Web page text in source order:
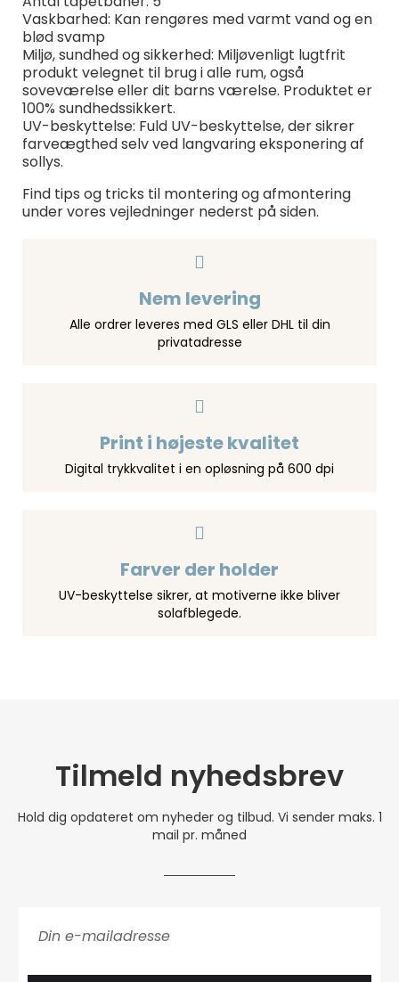
Vaskbarhed: Kan rengøres med varmt vand og en
blød svamp
Miljø, sundhed og sikkerhed: Miljøvenligt lugtfrit
produkt velegnet til brug i alle rum, også
soveværelse eller dit barns værelse. Produktet er
100% sundhedssikkert.
UV-beskyttelse: Fuld UV-beskyttelse, der sikrer
farveægthed selv ved langvaring eksponering af
sollys.
Find tips og tricks til montering og afmontering
under vores vejledninger nederst på siden.
Nem levering
Alle ordrer leveres med GLS eller DHL til din
privatadresse
Print i højeste kvalitet
Digital trykkvalitet i en opløsning på 600 dpi
Farver der holder
UV-beskyttelse sikrer, at motiverne ikke bliver
solafblegede.
Tilmeld nyhedsbrev
Hold dig opdateret om nyheder og tilbud. Vi sender maks. 1
mail pr. måned